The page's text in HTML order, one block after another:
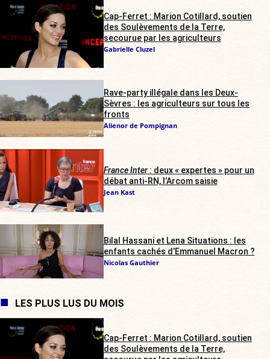
Cap-Ferret : Marion Cotillard, soutien
des Soulèvements de la Terre,
secourue par les agriculteurs
Gabrielle Cluzel
Rave-party illégale dans les Deux-
Sèvres : les agriculteurs sur tous les
fronts
Alienor de Pompignan
France Inter: deux « expertes » pour un
débat anti-RN, l’Arcom saisie
Jean Kast
Bilal Hassani et Lena Situations : les
enfants cachés d’Emmanuel Macron ?
Nicolas Gauthier
LES PLUS LUS DU MOIS
Cap-Ferret : Marion Cotillard, soutien
des Soulèvements de la Terre,